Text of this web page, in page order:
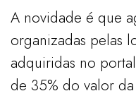
A novidade é que
organizadas pelas
adquiridas no
de 35% do valor